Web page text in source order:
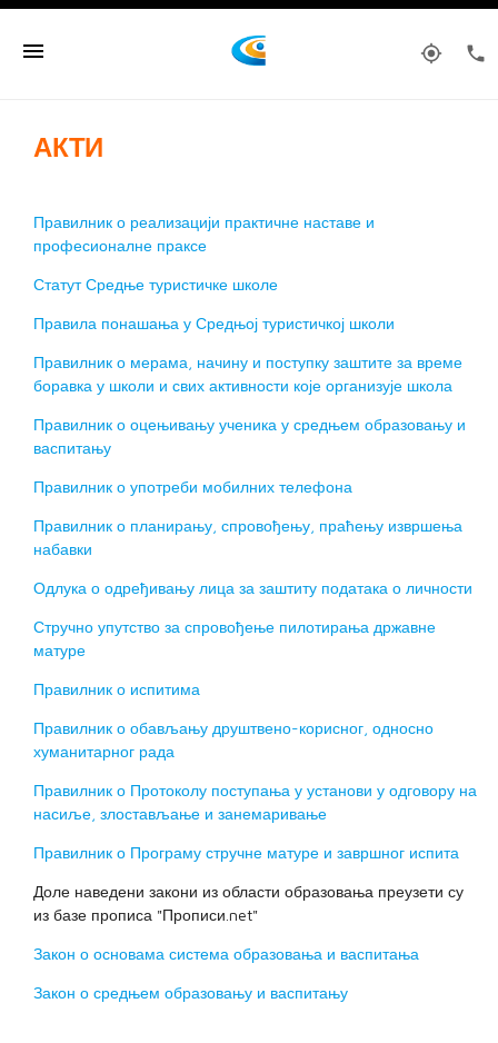
menu my_location phone
АКТИ
Правилник о реализацији практичне наставе и
професионалне праксе
Статут Средње туристичке школе
Правила понашања у Средњој туристичкој школи
Правилник о мерама, начину и поступку заштите за време
боравка у школи и свих активности које организује школа
Правилник о оцењивању ученика у средњем образовању и
васпитању
Правилник о употреби мобилних телефона
Правилник о планирању, спровођењу, праћењу извршења
набавки
Одлука о одређивању лица за заштиту података о личности
Стручно упутство за спровођење пилотирања државне
матуре
Правилник о испитима
Правилник о обављању друштвено-корисног, односно
хуманитарног рада
Правилник о Протоколу поступања у установи у одговору на
насиље, злостављање и занемаривање
Правилник о Програму стручне матуре и завршног испита
Доле наведени закони из области образовања преузети су
из базе прописа "Прописи.net"
Закон о основама система образовања и васпитања
Закон о средњем образовању и васпитању